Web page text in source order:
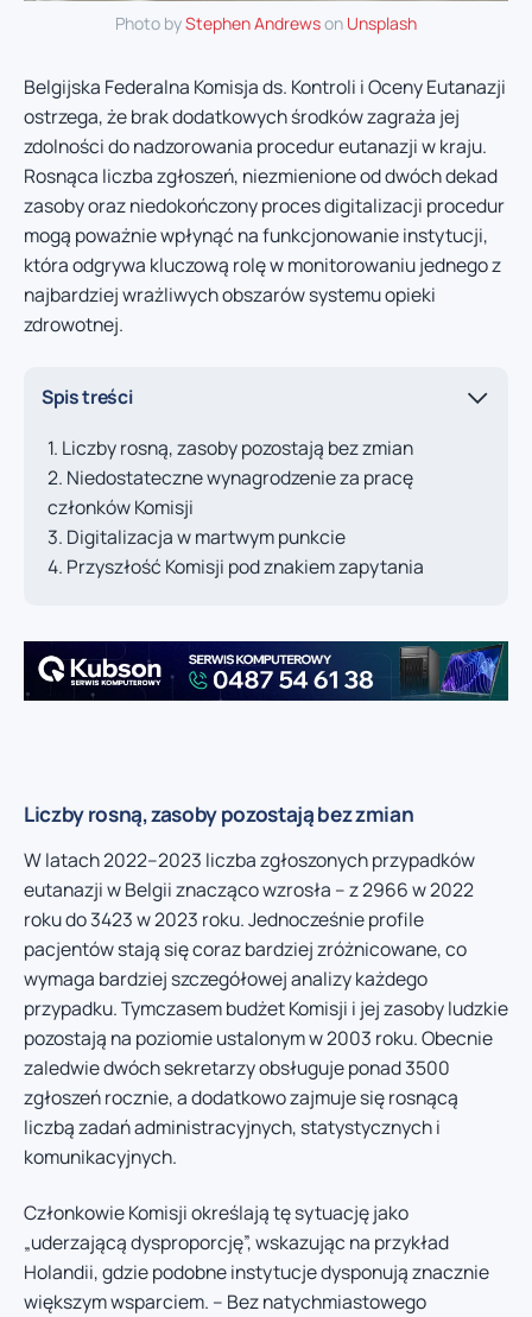
Photo byStephen Andrewson Unsplash
Belgijska Federalna Komisja ds. Kontroli i Oceny Eutanazji
ostrzega, że brak dodatkowych środków zagraża jej
zdolności do nadzorowania procedur eutanazji w kraju.
Rosnąca liczba zgłoszeń, niezmienione od dwóch dekad
zasoby oraz niedokończony proces digitalizacji procedur
mogą poważnie wpłynąć na funkcjonowanie instytucji,
która odgrywa kluczową rolę w monitorowaniu jednego z
najbardziej wrażliwych obszarów systemu opieki
zdrowotnej.
Spis treści
Liczby rosną, zasoby pozostają bez zmian
Niedostateczne wynagrodzenie za pracę
członków Komisji
Digitalizacja w martwym punkcie
Przyszłość Komisji pod znakiem zapytania
Liczby rosną, zasoby pozostają bez zmian
W latach 2022–2023 liczba zgłoszonych przypadków
eutanazji w Belgii znacząco wzrosła – z 2966 w 2022
roku do 3423 w 2023 roku. Jednocześnie profile
pacjentów stają się coraz bardziej zróżnicowane, co
wymaga bardziej szczegółowej analizy każdego
przypadku. Tymczasem budżet Komisji i jej zasoby ludzkie
pozostają na poziomie ustalonym w 2003 roku. Obecnie
zaledwie dwóch sekretarzy obsługuje ponad 3500
zgłoszeń rocznie, a dodatkowo zajmuje się rosnącą
liczbą zadań administracyjnych, statystycznych i
komunikacyjnych.
Członkowie Komisji określają tę sytuację jako
„uderzającą dysproporcję”, wskazując na przykład
Holandii, gdzie podobne instytucje dysponują znacznie
większym wsparciem. – Bez natychmiastowego